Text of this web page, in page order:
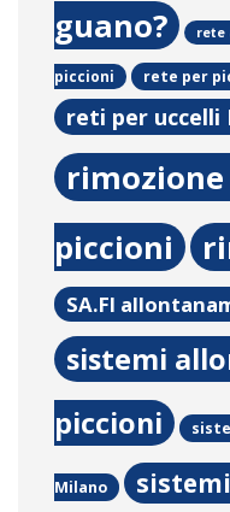
guano?
rete
piccioni rete per
reti per uccelli
piccioni
SA.FI
sistemi
piccioni
Milano